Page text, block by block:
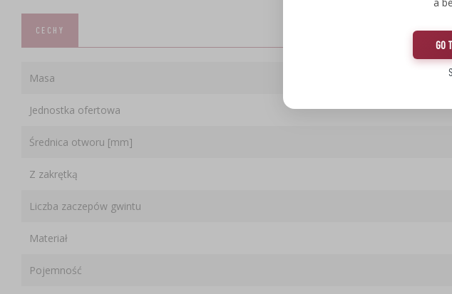
CECHY
Masa
Jednostka ofertowa
Średnica otworu [mm]
Z zakrętką
Liczba zaczepów gwintu
Materiał
Pojemność
GO